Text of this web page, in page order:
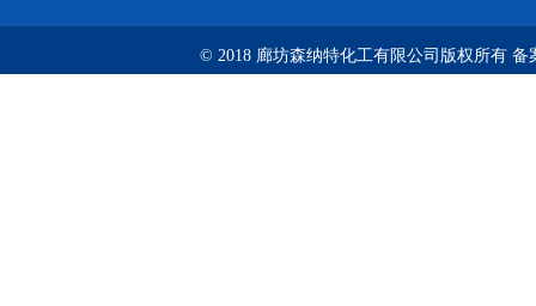
© 2018 廊坊森纳特化工有限公司版权所有 备